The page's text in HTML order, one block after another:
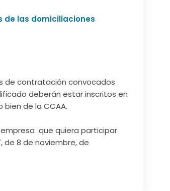
de las domiciliaciones
de contratación convocados
deberán estar inscritos en
bien de la CCAA.
empresa que quiera participar
de 8 de noviembre, de